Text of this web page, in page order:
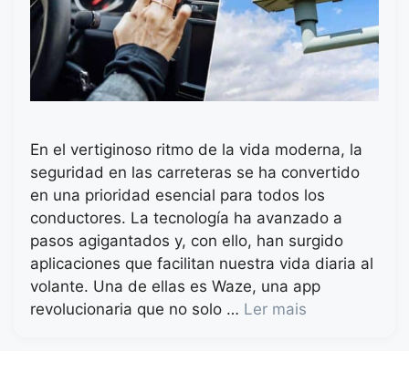
En el vertiginoso ritmo de la vida moderna, la
seguridad en las carreteras se ha convertido
en una prioridad esencial para todos los
conductores. La tecnología ha avanzado a
pasos agigantados y, con ello, han surgido
aplicaciones que facilitan nuestra vida diaria al
volante. Una de ellas es Waze, una app
revolucionaria que no solo … Ler mais